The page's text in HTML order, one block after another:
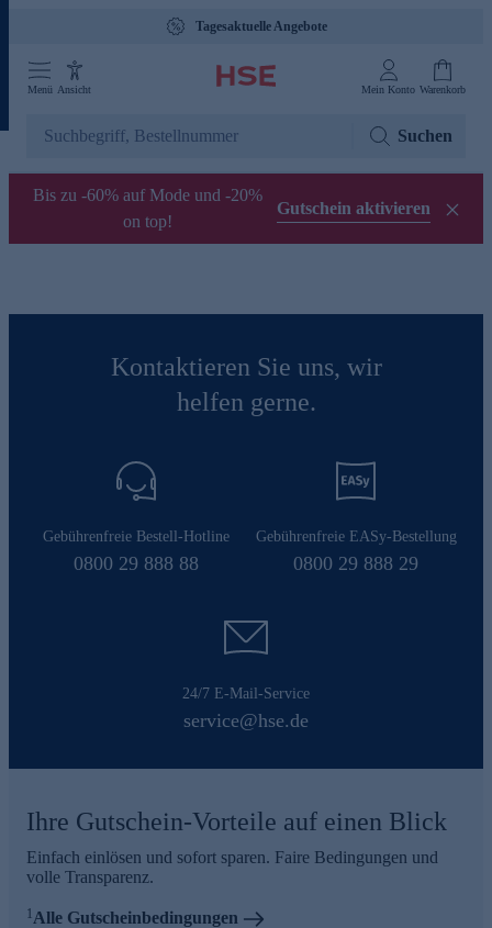
Tagesaktuelle Angebote
Menü Ansicht Mein Konto Warenkorb
Suchen
Bis zu -60% auf Mode und -20%
on top!
Gutschein aktivieren
Kontaktieren Sie uns, wir
helfen gerne.
Gebührenfreie Bestell-Hotline
0800 29 888 88
Gebührenfreie EASy-Bestellung
0800 29 888 29
24/7 E-Mail-Service
service@hse.de
Ihre Gutschein-Vorteile auf einen Blick
Einfach einlösen und sofort sparen. Faire Bedingungen und
volle Transparenz.
1Alle Gutscheinbedingungen